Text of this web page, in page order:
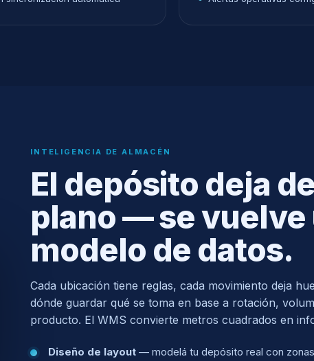
INTELIGENCIA DE ALMACÉN
El depósito deja
plano — se vuelve
modelo de datos.
Cada ubicación tiene reglas, cada movimiento deja
dónde guardar qué se toma en base a rotación,
producto. El WMS convierte metros cuadrados en
Diseño de layout — modelá tu depósito real con